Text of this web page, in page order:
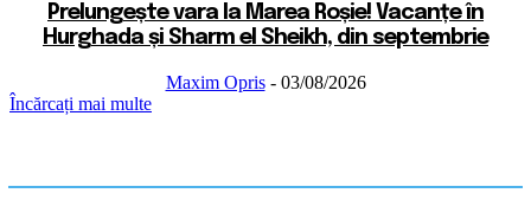
Prelungește vara la Marea Roșie! Vacanțe în
Hurghada și Sharm el Sheikh, din septembrie
Maxim Opris - 03/08/2026
Încărcați mai multe